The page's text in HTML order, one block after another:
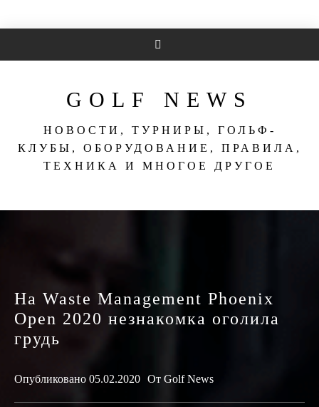
GOLF NEWS
НОВОСТИ, ТУРНИРЫ, ГОЛЬФ-
КЛУБЫ, ОБОРУДОВАНИЕ, ПРАВИЛА,
ТЕХНИКА И МНОГОЕ ДРУГОЕ
На Waste Management Phoenix
Open 2020 незнакомка оголила
грудь
Опубликовано 05.02.2020 От Golf News